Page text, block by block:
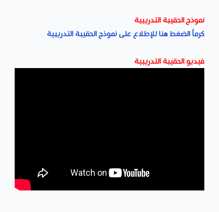
نموذج الحقيبة التدريبية
كرماُ الضغط هنا للإطلاع على نموذج الحقيبة التدريبية
فيديو الحقيبة التدريبية